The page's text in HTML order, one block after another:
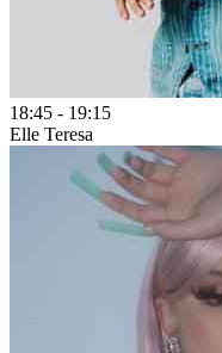
18:45 - 19:15
Elle Teresa